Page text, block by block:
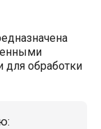
обработки